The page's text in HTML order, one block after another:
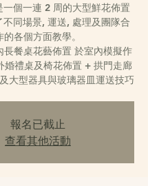
一個一連 2 周的大型鮮花佈置
不同場景, 運送, 處理及團隊合
的各個方面教學。
⻑餐桌花藝佈置 於室內模擬作
婚禮桌及椅花佈置 + 拱門走廊
⼤型器具與玻璃器⽫運送技巧
報名已截止
查看其他活動